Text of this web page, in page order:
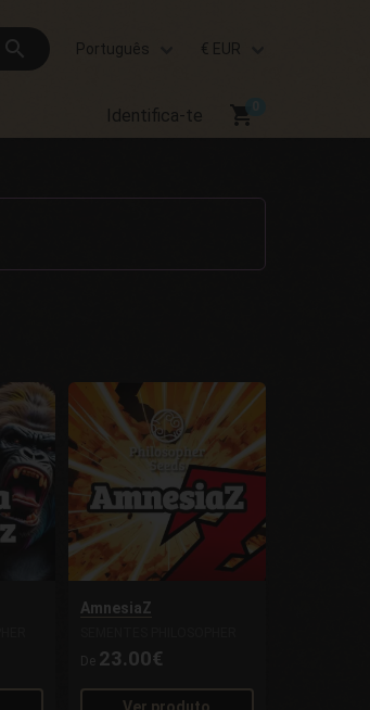
search Português € EUR
Identifica-te shopping_cart
AmnesiaZ
De 23.00€
Ver produto